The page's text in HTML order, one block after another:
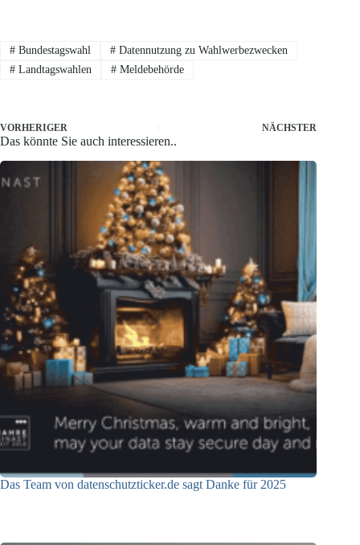
#Bundestagswahl #Datennutzung zu Wahlwerbezwecken
#Landtagswahlen #Meldebehörde
VORHERIGER NÄCHSTER
Das könnte Sie auch interessieren..
Das Team von datenschutzticker.de sagt Danke für 2025